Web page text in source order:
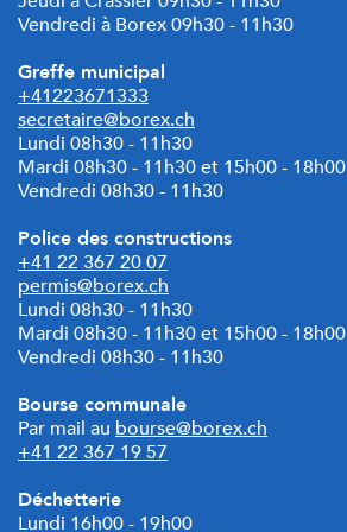
Vendredi à Borex 09h30 - 11h30
Greffe municipal
+41223671333
secretaire@borex.ch
Lundi 08h30 - 11h30
Mardi 08h30 - 11h30 et 15h00 - 18h00
Vendredi 08h30 - 11h30
Police des constructions
+41 22 367 20 07
permis@borex.ch
Lundi 08h30 - 11h30
Mardi 08h30 - 11h30 et 15h00 - 18h00
Vendredi 08h30 - 11h30
Bourse communale
Par mail au bourse@borex.ch
+41 22 367 19 57
Déchetterie
Lundi 16h00 - 19h00